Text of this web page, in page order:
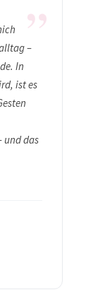
–
In
ist es
und das